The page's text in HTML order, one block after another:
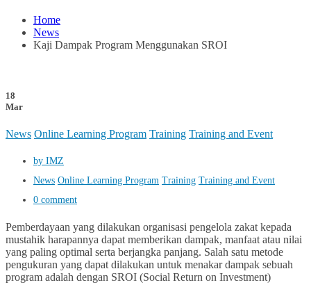
Home
News
Kaji Dampak Program Menggunakan SROI
18
Mar
News Online Learning Program Training Training and Event
by IMZ
News Online Learning Program Training Training and Event
0 comment
Pemberdayaan yang dilakukan organisasi pengelola zakat kepada
mustahik harapannya dapat memberikan dampak, manfaat atau nilai
yang paling optimal serta berjangka panjang. Salah satu metode
pengukuran yang dapat dilakukan untuk menakar dampak sebuah
program adalah dengan SROI (Social Return on Investment)